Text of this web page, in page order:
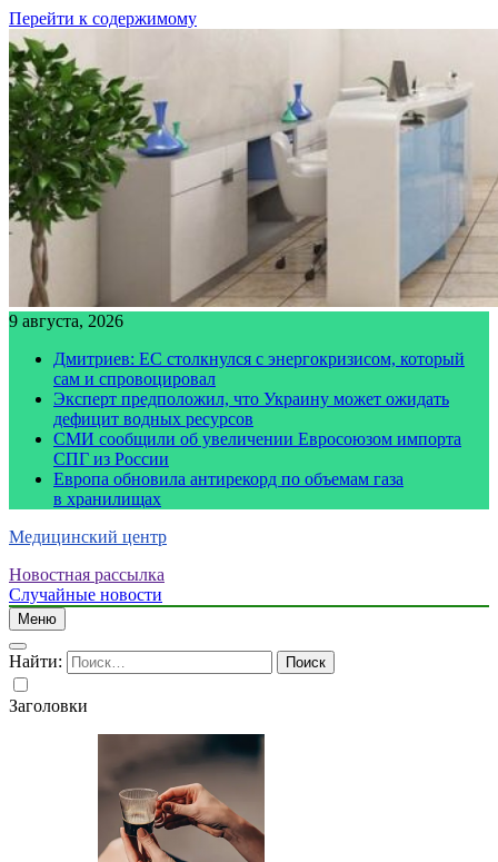
Перейти к содержимому
9 августа, 2026
Дмитриев: ЕС столкнулся с энергокризисом, который
сам и спровоцировал
Эксперт предположил, что Украину может ожидать
дефицит водных ресурсов
СМИ сообщили об увеличении Евросоюзом импорта
СПГ из России
Европа обновила антирекорд по объемам газа
в хранилищах
Медицинский центр
Новостная рассылка
Случайные новости
Меню
Найти:
Заголовки